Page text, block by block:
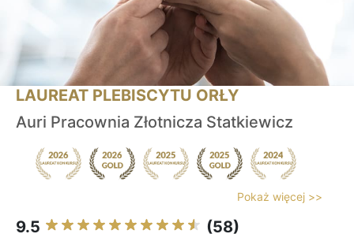
LAUREAT PLEBISCYTU ORŁY
Auri Pracownia Złotnicza Statkiewicz
Pokaż więcej >>
9.5 (58)